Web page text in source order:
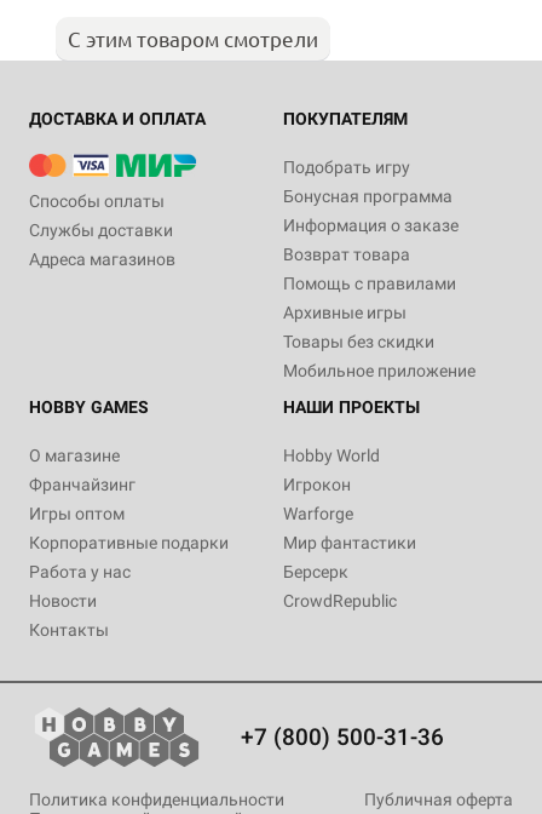
С этим товаром смотрели
ДОСТАВКА И ОПЛАТА
Способы оплаты
Службы доставки
Адреса магазинов
ПОКУПАТЕЛЯМ
Подобрать игру
Бонусная программа
Информация о заказе
Возврат товара
Помощь с правилами
Архивные игры
Товары без скидки
Мобильное приложение
HOBBY GAMES
О магазине
Франчайзинг
Игры оптом
Корпоративные подарки
Работа у нас
Новости
Контакты
НАШИ ПРОЕКТЫ
Hobby World
Игрокон
Warforge
Мир фантастики
Берсерк
CrowdRepublic
+7 (800) 500-31-36
Политика конфиденциальности
Публичная оферта